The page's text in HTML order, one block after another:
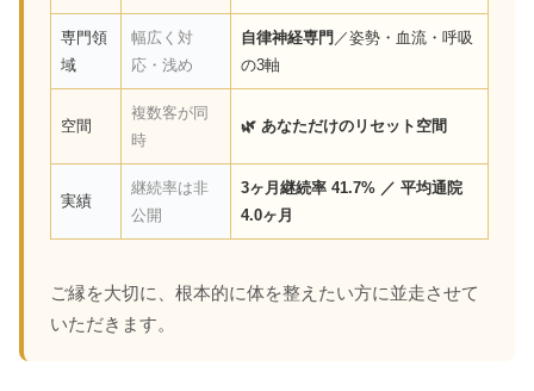
専門領
域
幅広く対
応・浅め
自律神経専門 ／姿勢・血流・呼吸
の3軸
空間
複数客が同
時
🌿 あなただけのリセット空間
実績
継続率は非
公開
3ヶ月継続率 41.7% ／ 平均通院
4.0ヶ月
ご縁を大切に、根本的に体を整えたい方に並走させて
いただきます。